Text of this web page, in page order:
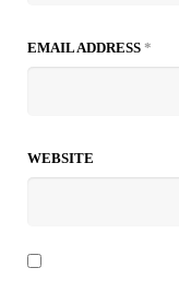
EMAIL ADDRESS *
WEBSITE